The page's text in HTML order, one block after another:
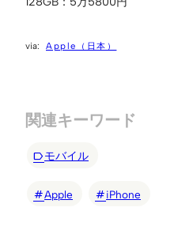
Apple（日本）
関連キーワード
モバイル
Apple iPhone